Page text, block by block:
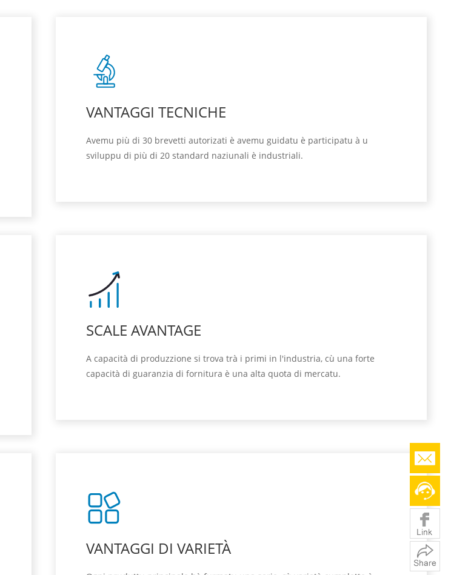
VANTAGGI TECNICHE
Avemu più di 30 brevetti autorizati è avemu guidatu è participatu à u
sviluppu di più di 20 standard naziunali è industriali.
SCALE AVANTAGE
A capacità di produzzione si trova trà i primi in l'industria, cù una forte
capacità di guaranzia di fornitura è una alta quota di mercatu.
VANTAGGI DI VARIETÀ